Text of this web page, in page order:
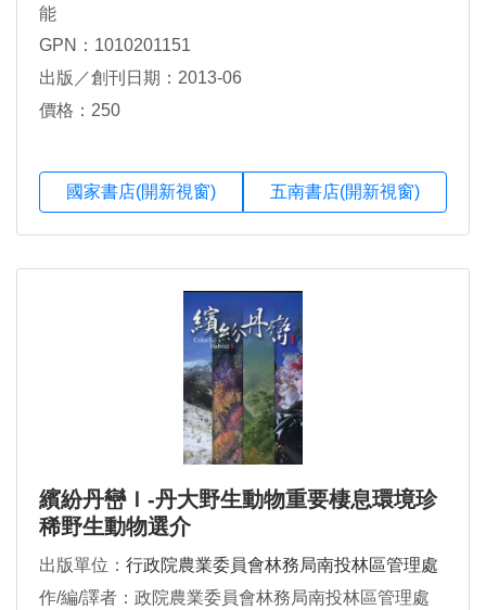
能
GPN：1010201151
出版／創刊日期：2013-06
價格：250
國家書店(開新視窗) 五南書店(開新視窗)
繽紛丹巒Ｉ-丹大野生動物重要棲息環境珍
稀野生動物選介
出版單位： 行政院農業委員會林務局南投林區管理處
作/編/譯者：政院農業委員會林務局南投林區管理處